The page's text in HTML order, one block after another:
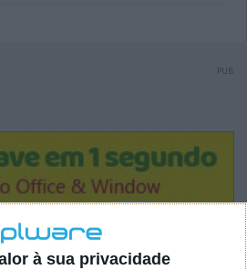
à sua privacidade
PUB